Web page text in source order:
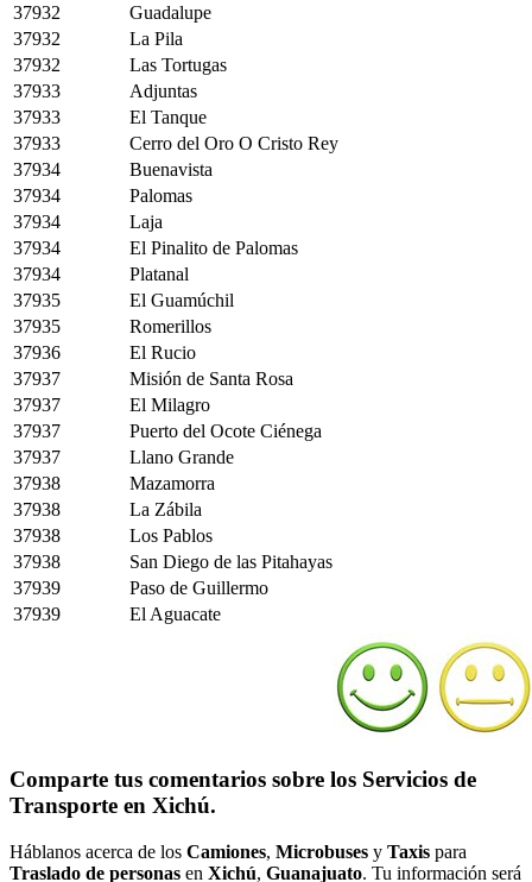
37932
Guadalupe
37932
La Pila
37932
Las Tortugas
37933
Adjuntas
37933
El Tanque
37933
Cerro del Oro O Cristo Rey
37934
Buenavista
37934
Palomas
37934
Laja
37934
El Pinalito de Palomas
37934
Platanal
37935
El Guamúchil
37935
Romerillos
37936
El Rucio
37937
Misión de Santa Rosa
37937
El Milagro
37937
Puerto del Ocote Ciénega
37937
Llano Grande
37938
Mazamorra
37938
La Zábila
37938
Los Pablos
37938
San Diego de las Pitahayas
37939
Paso de Guillermo
37939
El Aguacate
Comparte tus comentarios sobre los Servicios de
Transporte en Xichú.
Háblanos acerca de los Camiones, Microbuses y Taxis para
Traslado de personas en Xichú, Guanajuato. Tu información será